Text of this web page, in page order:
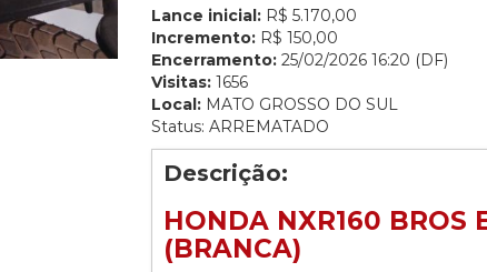
Lance inicial: R$ 5.170,00
Incremento: R$ 150,00
Encerramento: 25/02/2026 16:20 (DF)
Visitas: 1656
Local: MATO GROSSO DO SUL
Status: ARREMATADO
Descrição:
HONDA NXR160 BROS
(BRANCA)